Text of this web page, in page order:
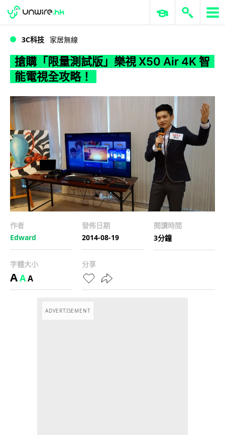
WWDC 2026 ERP 與商業 AI
3C科技 家居無線
搶購「限量測試版」樂視 X50 Air 4K 智
能電視全攻略！
作者
Edward
發佈日期
2014-08-19
閱讀時間
3分鐘
字體大小
AAA
分享
ADVERTISEMENT